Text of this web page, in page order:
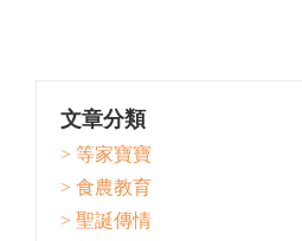
文章分類
> 等家寶寶
> 食農教育
> 聖誕傳情